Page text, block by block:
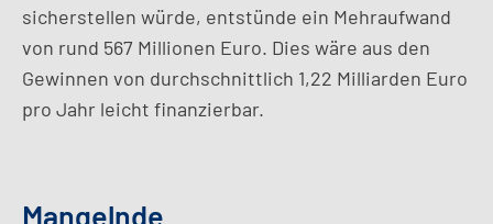
sicherstellen würde, entstünde ein Mehraufwand
von rund 567 Millionen Euro. Dies wäre aus den
Gewinnen von durchschnittlich 1,22 Milliarden Euro
pro Jahr leicht finanzierbar.
Mangelnde